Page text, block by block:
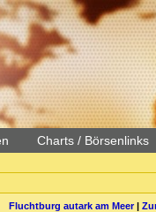
Charts / Börsenlinks
Fluchtburg autark am Meer|